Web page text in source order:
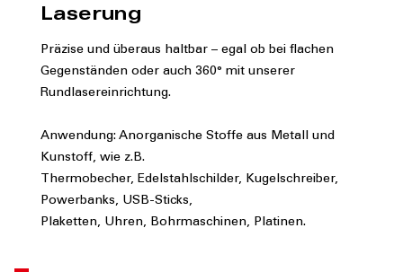
Laserung
Präzise und überaus haltbar – egal ob bei flachen
Gegenständen oder auch 360° mit unserer
Rundlasereinrichtung.
Anwendung: Anorganische Stoffe aus Metall und
Kunstoff, wie z.B.
Thermobecher, Edelstahlschilder, Kugelschreiber,
Powerbanks, USB-Sticks,
Plaketten, Uhren, Bohrmaschinen, Platinen.